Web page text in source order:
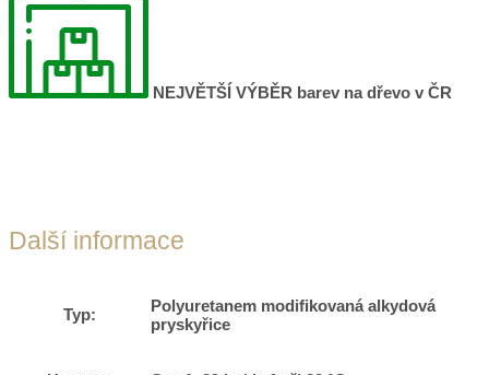
NEJVĚTŠÍ VÝBĚR barev na dřevo v ČR
Další informace
Typ:
Polyuretanem modifikovaná alkydová
pryskyřice